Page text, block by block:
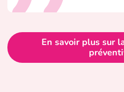
En savoir plus sur